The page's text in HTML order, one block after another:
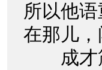
所以他
在那儿
成才